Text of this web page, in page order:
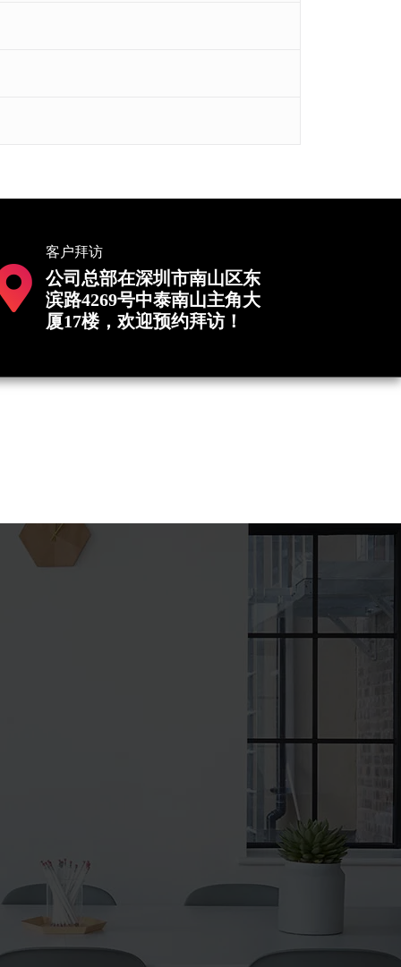
客户拜访
公司总部在深圳市南山区东
滨路4269号中泰南山主角大
厦17楼，欢迎预约拜访！